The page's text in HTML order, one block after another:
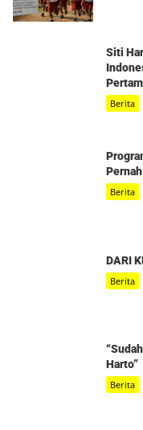
Siti
Berita
Berita
DARI
Berita
Harto”
Berita